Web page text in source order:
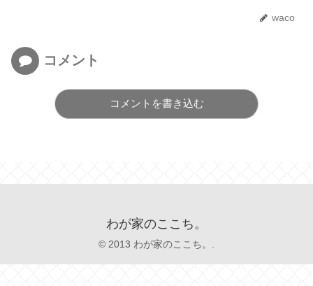
waco
コメント
コメントを書き込む
わが家のここち。
© 2013 わが家のここち。.